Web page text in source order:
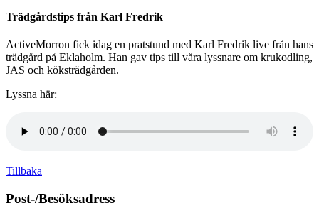
Trädgårdstips från Karl Fredrik
ActiveMorron fick idag en pratstund med Karl Fredrik live från hans
trädgård på Eklaholm. Han gav tips till våra lyssnare om krukodling,
JAS och köksträdgården.
Lyssna här:
Tillbaka
Post-/Besöksadress